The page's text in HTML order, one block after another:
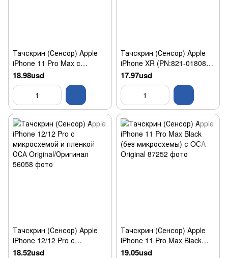
Тачскрин (Сенсор) Apple
iPhone 11 Pro Max с
микросхемой и ОСА
пленкой Original/Оригинал
18.98usd
Тачскрин (Сенсор) Apple
iPhone XR (PN:821-01808-
01) с микросхемой и
пленкой ОСА Original/
Оригинал
17.97usd
Тачскрин (Сенсор) Apple
iPhone 12/12 Pro с
микросхемой и пленкой
18.52usd
Тачскрин (Сенсор) Apple
iPhone 11 Pro Max Black
(без микросхемы) с OCA
19.05usd